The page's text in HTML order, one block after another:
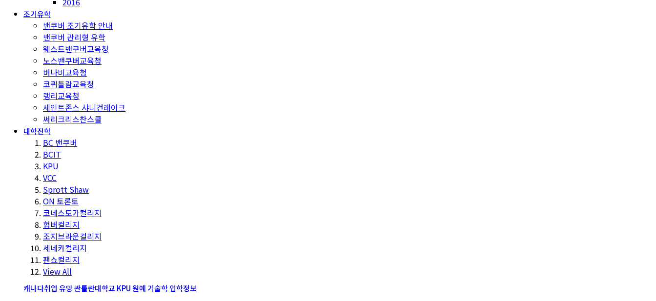
조기유학
밴쿠버 조기유학 안내
밴쿠버 관리형 유학
웨스트밴쿠버교육청
노스밴쿠버교육청
버나비교육청
코퀴틀람교육청
랭리교육청
세인트존스 샤니건레이크
써리크리스찬스쿨
대학진학
BC 밴쿠버
BCIT
KPU
VCC
Sprott Shaw
ON 토론토
코네스토가컬리지
험버컬리지
조지브라운컬리지
세네카컬리지
팬쇼컬리지
View All
캐나다취업 유망 콴틀란대학교 KPU 원예 기술학 입학정보